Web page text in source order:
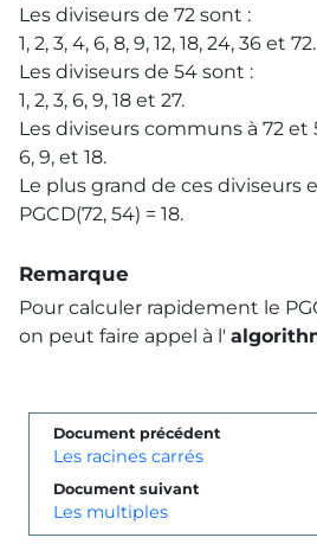
Les diviseurs de 72 sont :
1, 2, 3, 4, 6, 8, 9, 12, 18, 24, 36 et 72.
Les diviseurs de 54 sont :
1, 2, 3, 6, 9, 18 et 27.
Les diviseurs communs à 72 et
6, 9, et 18.
Le plus grand de ces diviseurs
PGCD(72, 54) = 18.
Remarque
Pour calculer rapidement le
on peut faire appel à l'
Document précédent
Les racines carrés
Document suivant
Les multiples